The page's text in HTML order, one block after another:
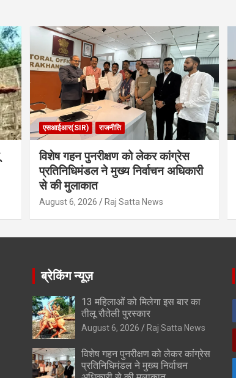
एसआईआर(SIR) राजनीति
विशेष गहन पुनरीक्षण को लेकर कांग्रेस
प्रतिनिधिमंडल ने मुख्य निर्वाचन अधिकारी
से की मुलाकात
August 6, 2026 Raj Satta News
ब्रेकिंग न्यूज़
13 महिलाओं को मिलेगा इस बार का
तीलू रौतेली पुरस्कार
August 6, 2026 Raj Satta News
विशेष गहन पुनरीक्षण को लेकर कांग्रेस
प्रतिनिधिमंडल ने मुख्य निर्वाचन